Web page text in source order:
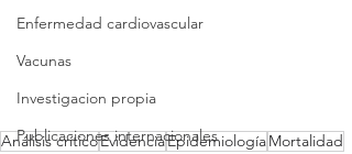
Enfermedad cardiovascular
Vacunas
Investigacion propia
Publicaciones internacionales
Análisis críticoEvidenciaEpidemiologíaMortalidad